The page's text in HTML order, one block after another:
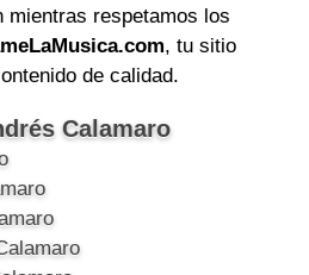
mientras respetamos los
, tu sitio
de calidad.
Calamaro